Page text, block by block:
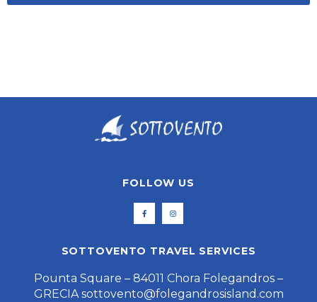
FOLLOW US
SOTTOVENTO TRAVEL SERVICES
Pounta Square – 84011 Chora Folegandros –
GRECIAsottovento@folegandrosisland.com